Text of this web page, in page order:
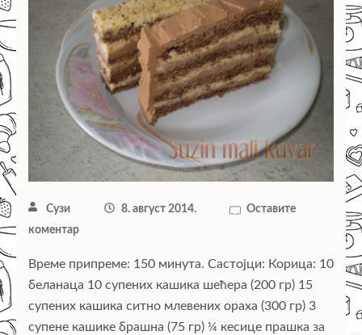
Сузи 8. август 2014.
Оставите
коментар
Време припреме: 150 минута. Састојци: Корица: 10
беланаца 10 супених кашика шећера (200 гр) 15
супених кашика ситно млевених ораха (300 гр) 3
супене кашике брашна (75 гр) ¼ кесице прашка за